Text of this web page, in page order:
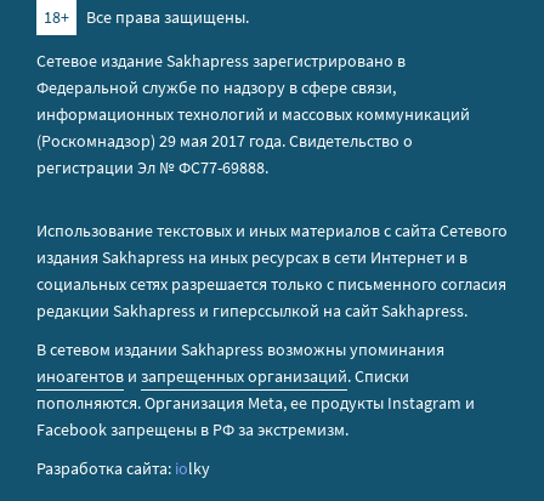
18+
Все права защищены.
Сетевое издание Sakhapress зарегистрировано в
Федеральной службе по надзору в сфере связи,
информационных технологий и массовых коммуникаций
(Роскомнадзор) 29 мая 2017 года. Свидетельство о
регистрации Эл № ФС77-69888.
Использование текстовых и иных материалов с сайта Сетевого
издания Sakhapress на иных ресурсах в сети Интернет и в
социальных сетях разрешается только с письменного согласия
редакции Sakhapress и гиперссылкой на сайт Sakhapress.
В сетевом издании Sakhapress возможны упоминания
иноагентов и запрещенных организаций. Списки
пополняются. Организация Metа, ее продукты Instagram и
Facebook запрещены в РФ за экстремизм.
Разработка сайта: iolky